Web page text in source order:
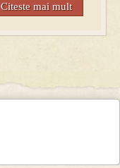
Citeste mai mult